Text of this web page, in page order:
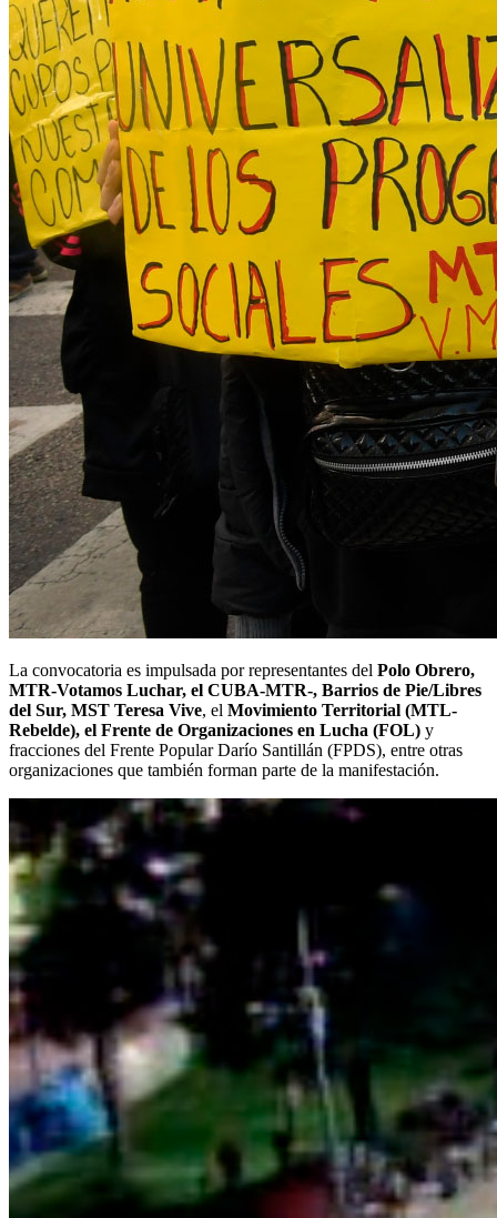
La convocatoria es impulsada por representantes del Polo Obrero,
MTR-Votamos Luchar, el CUBA-MTR-, Barrios de Pie/Libres
del Sur, MST Teresa Vive, el Movimiento Territorial (MTL-
Rebelde), el Frente de Organizaciones en Lucha (FOL) y
fracciones del Frente Popular Darío Santillán (FPDS), entre otras
organizaciones que también forman parte de la manifestación.